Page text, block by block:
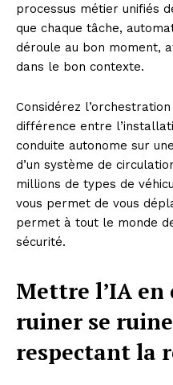
processus métier unifiés
que chaque tâche,
déroule au bon moment,
dans le bon contexte.
Considérez
différence entre
conduite autonome sur
d’un système de
millions de types de
vous permet de vous
permet à tout le monde
sécurité.
Mettre l’IA en
ruiner se
respectant la